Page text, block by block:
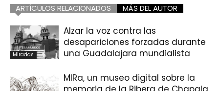
ARTÍCULOS RELACIONADOS MÁS DEL AUTOR
Miradas
Alzar la voz contra las
desapariciones forzadas durante
una Guadalajara mundialista
MIRa, un museo digital sobre la